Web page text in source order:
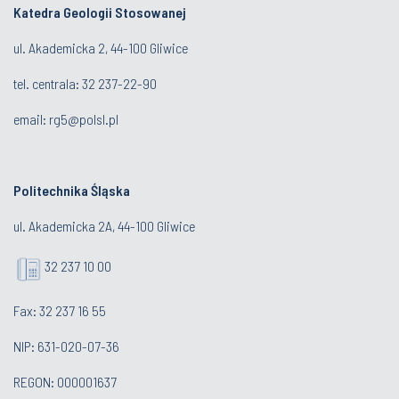
Katedra Geologii Stosowanej
ul. Akademicka 2, 44-100 Gliwice
tel. centrala: 32 237-22-90
email: rg5@polsl.pl
Politechnika Śląska
ul. Akademicka 2A, 44-100 Gliwice
32 237 10 00
Fax: 32 237 16 55
NIP: 631-020-07-36
REGON: 000001637